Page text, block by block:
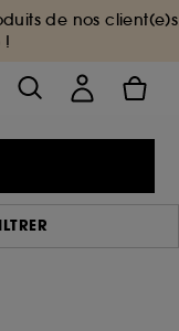
de nos client(e)s
!